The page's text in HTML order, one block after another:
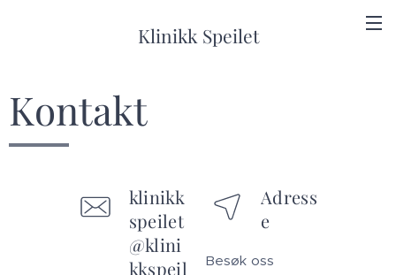
Klinikk Speilet
Kontakt
klinikk
speilet
@klini
kkspeil
Adress
e
Besøk oss